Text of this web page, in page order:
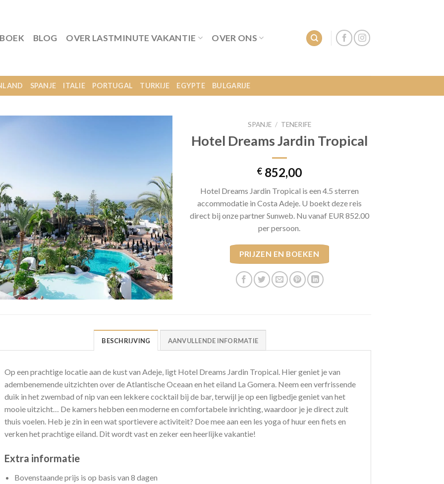
BLOG OVER LASTMINUTE VAKANTIE OVER ONS
SPANJE ITALIE PORTUGAL TURKIJE EGYPTE BULGARIJE
SPANJE / TENERIFE
Hotel Dreams Jardin Tropical
€ 852,00
Hotel Dreams Jardin Tropical is een 4.5 sterren
accommodatie in Costa Adeje. U boekt deze reis
direct bij onze partner Sunweb. Nu vanaf EUR 852.00
per persoon.
PRIJZEN EN BOEKEN
BESCHRIJVING AANVULLENDE INFORMATIE
Op een prachtige locatie aan de kust van Adeje, ligt Hotel Dreams Jardin Tropical. Hier geniet je van
adembenemende uitzichten over de Atlantische Oceaan en het eiland La Gomera. Neem een verfrissende
duik in het zwembad of nip van een lekkere cocktail bij de bar, terwijl je op een ligbedje geniet van het
mooie uitzicht… De kamers hebben een moderne en comfortabele inrichting, waardoor je je direct zult
thuis voelen. Heb je zin in een wat sportievere activiteit? Doe mee aan een les yoga of huur een fiets en
verken het prachtige eiland. Dit wordt vast en zeker een heerlijke vakantie!
Extra informatie
Bovenstaande prijs is op basis van 8 dagen